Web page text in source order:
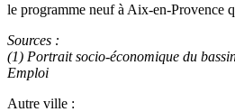
le programme neuf à Aix-en-Provence
Sources :
(1) Portrait socio-économique du
Emploi
Autre ville :